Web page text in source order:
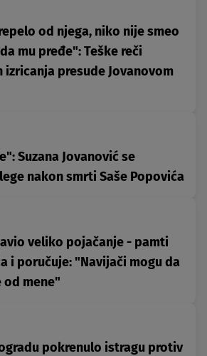
od njega, niko nije smeo
mu pređe": Teške reči
presude Jovanovom
Suzana Jovanović se
nakon smrti Saše Popovića
veliko pojačanje - pamti
i poručuje: "Navijači mogu da
od mene"
pokrenulo istragu protiv